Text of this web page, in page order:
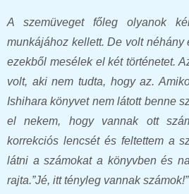
A szemüveget főleg olyanok
munkájához kellett. De volt néhány
ezekből mesélek el két történetet.
volt, aki nem tudta, hogy az.
Ishihara könyvet nem látott benne
el nekem, hogy vannak ott
korrekciós lencsét és feltettem a
látni a számokat a könyvben és
rajta.”Jé, itt tényleg vannak számok!”